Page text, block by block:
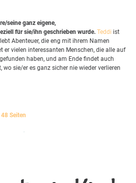
seine ganz eigene,
für sie/ihn geschrieben wurde. Teddi ist
Abenteuer, die eng mit ihrem Namen
er vielen interessanten Menschen, die alle auf
haben, und am Ende findet auch
wo sie/er es ganz sicher nie wieder verlieren
Seiten